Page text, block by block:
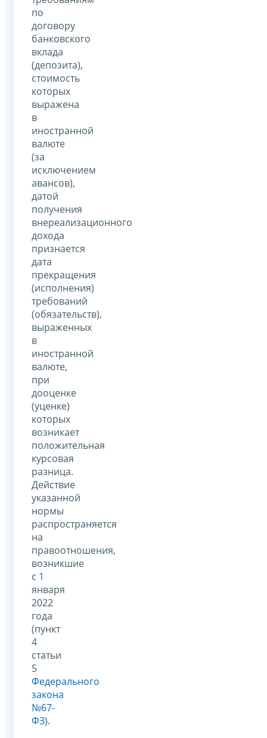
по
договору
банковского
вклада
(депозита),
стоимость
которых
выражена
в
иностранной
валюте
(за
исключением
авансов),
датой
получения
внереализационного
дохода
признается
дата
прекращения
(исполнения)
требований
(обязательств),
выраженных
в
иностранной
валюте,
при
дооценке
(уценке)
которых
возникает
положительная
курсовая
разница.
Действие
указанной
нормы
распространяется
на
правоотношения,
возникшие
с 1
января
2022
года
(пункт
4
статьи
5
Федерального
закона
№67-
ФЗ).